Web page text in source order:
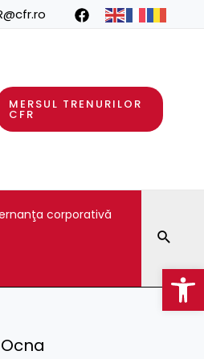
MERSUL TRENURILOR
CFR
corporativă